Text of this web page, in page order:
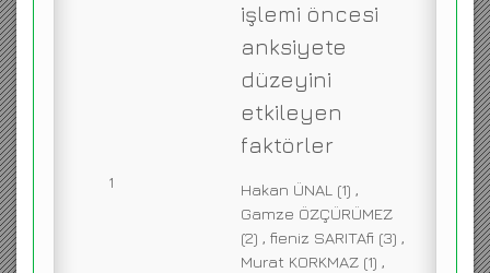
1
işlemi öncesi
anksiyete
düzeyini
etkileyen
faktörler
Hakan ÜNAL (1) ,
Gamze ÖZÇÜRÜMEZ
(2) , fieniz SARITAfi (3) ,
Murat KORKMAZ (1) ,